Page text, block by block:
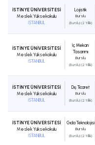
İSTİNYE ÜNİVERSİTESİ
Meslek Yüksekokulu
İSTANBUL
Lojistik
Burslu
(Burslu) (2 Yıllık)
İSTİNYE ÜNİVERSİTESİ
Meslek Yüksekokulu
İSTANBUL
İç Mekan
Tasarımı
Burslu
(Burslu) (2 Yıllık)
İSTİNYE ÜNİVERSİTESİ
Meslek Yüksekokulu
İSTANBUL
Dış Ticaret
Burslu
(Burslu) (2 Yıllık)
İSTİNYE ÜNİVERSİTESİ
Meslek Yüksekokulu
İSTANBUL
Gıda Teknolojisi
Burslu
(Burslu) (2 Yıllık)